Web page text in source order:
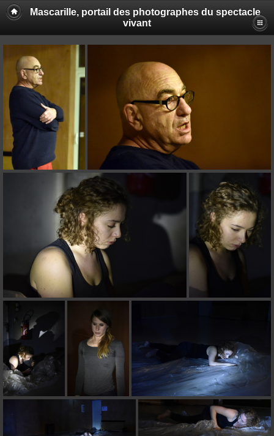
Mascarille, portail des photographes du spectacle
vivant